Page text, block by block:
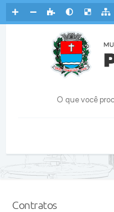
Contratos